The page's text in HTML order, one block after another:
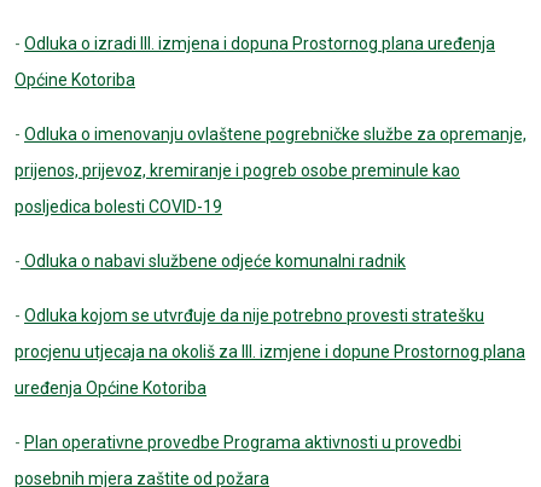
- Odluka o izradi III. izmjena i dopuna Prostornog plana uređenja
Općine Kotoriba
- Odluka o imenovanju ovlaštene pogrebničke službe za opremanje,
prijenos, prijevoz, kremiranje i pogreb osobe preminule kao
posljedica bolesti COVID-19
- Odluka o nabavi službene odjeće komunalni radnik
- Odluka kojom se utvrđuje da nije potrebno provesti stratešku
procjenu utjecaja na okoliš za III. izmjene i dopune Prostornog plana
uređenja Općine Kotoriba
- Plan operativne provedbe Programa aktivnosti u provedbi
posebnih mjera zaštite od požara